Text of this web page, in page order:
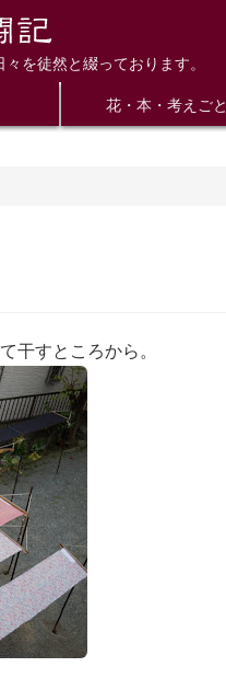
を徒然と綴っております。
花・本・考えごと
干すところから。